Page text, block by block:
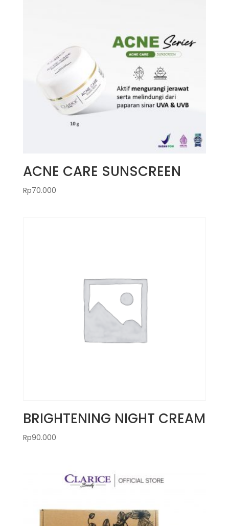
ACNE CARE SUNSCREEN
Rp70.000
BRIGHTENING NIGHT CREAM
Rp90.000